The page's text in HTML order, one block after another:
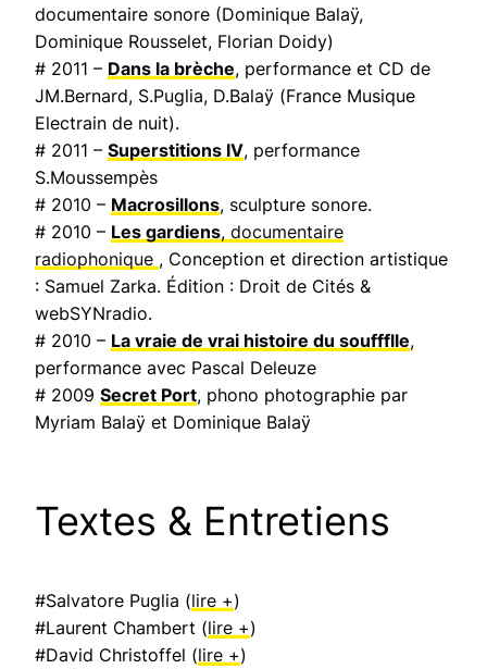
documentaire sonore (Dominique Balaÿ,
Dominique Rousselet, Florian Doidy)
# 2011 – Dans la brèche, performance et CD de
JM.Bernard, S.Puglia, D.Balaÿ (France Musique
Electrain de nuit).
# 2011 – Superstitions IV, performance
S.Moussempès
# 2010 – Macrosillons, sculpture sonore.
# 2010 – Les gardiens, documentaire
radiophonique , Conception et direction artistique
: Samuel Zarka. Édition : Droit de Cités &
webSYNradio.
# 2010 – La vraie de vrai histoire du souffflle,
performance avec Pascal Deleuze
# 2009 Secret Port, phono photographie par
Myriam Balaÿ et Dominique Balaÿ
Textes & Entretiens
#Salvatore Puglia (lire +)
#Laurent Chambert (lire +)
#David Christoffel (lire +)